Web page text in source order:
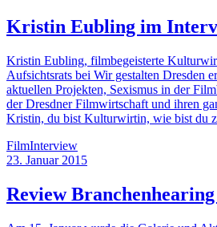
Kristin Eubling im
Kristin Eubling, filmbegeisterte
Aufsichtsrats bei Wir gestalten Dresden
aktuellen Projekten, Sexismus in der
der Dresdner Filmwirtschaft und ihren
Kristin, du bist Kulturwirtin, wie bist du
FilmInterview
23. Januar 2015
Review